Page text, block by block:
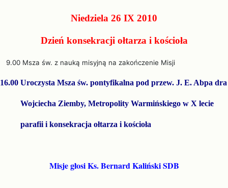
Niedziela 26 IX 2010
Dzień konsekracji ołtarza i kościoła
9.00 Msza św. z nauką misyjną na zakończenie Misji
16.00 Uroczysta Msza św. pontyfikalna pod przew. J. E. Abpa dra
Wojciecha Ziemby, Metropolity Warmińskiego w X lecie
parafii i konsekracja ołtarza i kościoła
Misje głosi Ks. Bernard Kaliński SDB